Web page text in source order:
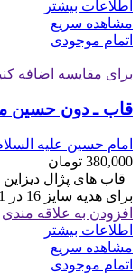
اطلاعات بیشتر
مشاهده سریع
اتمام موجودی
برای مقایسه اضافه
قاب ـ دون حسین
امام حسین علیه
380,000 تومان
قاب های پژال
برای هدیه سایز 16 در 21 جنس
افزودن به علاقه مندی
اطلاعات بیشتر
مشاهده سریع
اتمام موجودی